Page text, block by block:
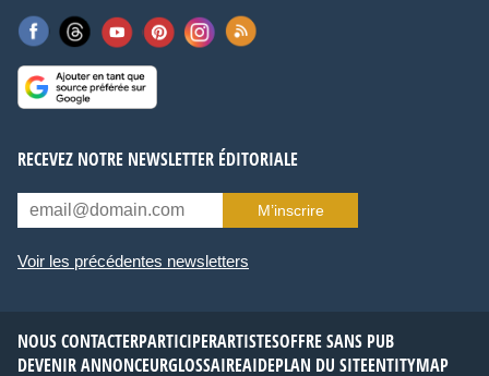
RECEVEZ NOTRE NEWSLETTER ÉDITORIALE
M’inscrire
Voir les précédentes newsletters
NOUS CONTACTERPARTICIPERARTISTESOFFRE SANS PUB
DEVENIR ANNONCEURGLOSSAIREAIDEPLAN DU SITEENTITYMAP